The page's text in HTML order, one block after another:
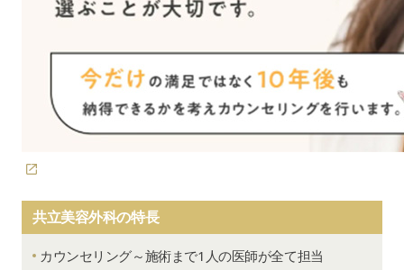
共立美容外科の特長
カウンセリング～施術まで1人の医師が全て担当